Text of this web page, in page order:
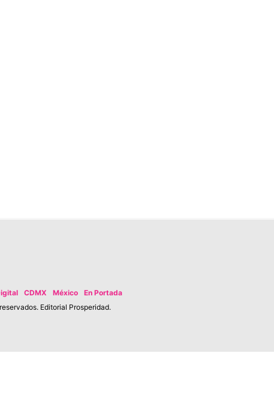
CDMX México
En Portada
Editorial Prosperidad.